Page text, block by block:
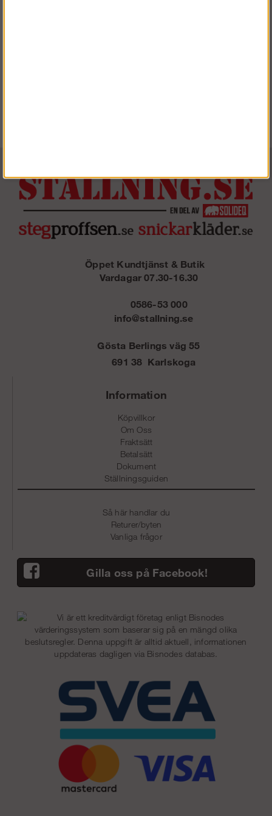
Öppet Kundtjänst & Butik
Vardagar 07.30-16.30
0586-53 000
info@stallning.se
Gösta Berlings väg 55
691 38 Karlskoga
Information
Köpvillkor
Om Oss
Fraktsätt
Betalsätt
Dokument
Ställningsguiden
Så här handlar du
Returer/byten
Vanliga frågor
Gilla oss på Facebook!